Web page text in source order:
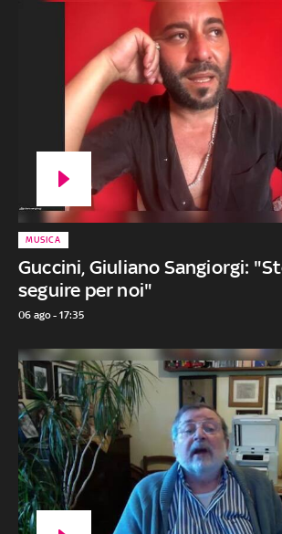
Guccini, Giuliano Sangiorgi:
seguire per noi"
MUSICA
06 ago - 17:35